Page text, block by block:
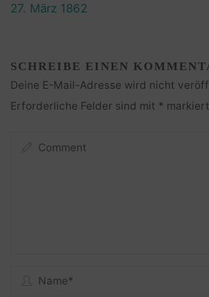
27. März 1862
SCHREIBE EINEN
Deine E-Mail-Adresse wird nicht
Erforderliche Felder sind mit * markiert